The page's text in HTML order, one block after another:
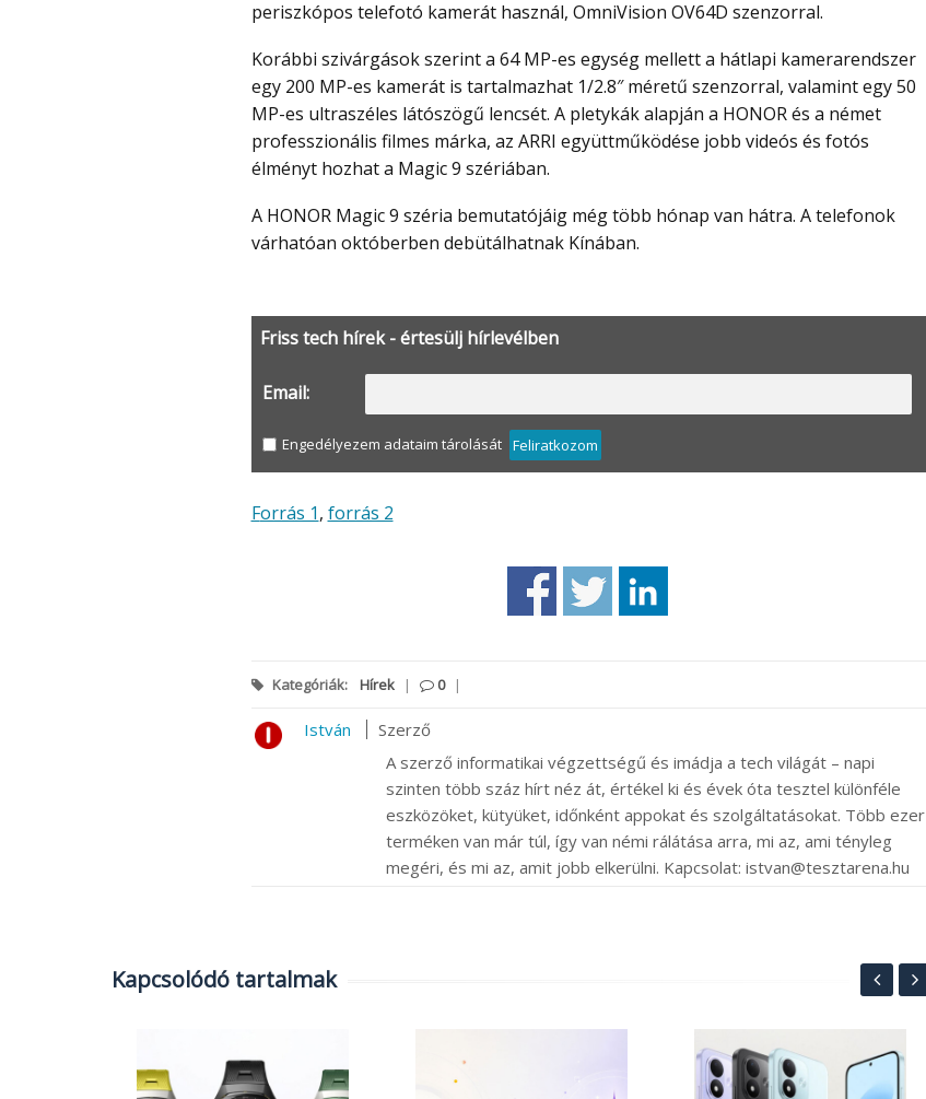
periszkópos telefotó kamerát használ, OmniVision OV64D szenzorral.
Korábbi szivárgások szerint a 64 MP-es egység mellett a hátlapi kamerarendszer
egy 200 MP-es kamerát is tartalmazhat 1/2.8″ méretű szenzorral, valamint egy 50
MP-es ultraszéles látószögű lencsét. A pletykák alapján a HONOR és a német
professzionális filmes márka, az ARRI együttműködése jobb videós és fotós
élményt hozhat a Magic 9 szériában.
A HONOR Magic 9 széria bemutatójáig még több hónap van hátra. A telefonok
várhatóan októberben debütálhatnak Kínában.
Friss tech hírek - értesülj hírlevélben
Email:
Engedélyezem adataim tárolását Feliratkozom
Forrás 1, forrás 2
Kategóriák: Hírek | 0 |
István
Szerző
A szerző informatikai végzettségű és imádja a tech világát – napi
szinten több száz hírt néz át, értékel ki és évek óta tesztel különféle
eszközöket, kütyüket, időnként appokat és szolgáltatásokat. Több ezer
terméken van már túl, így van némi rálátása arra, mi az, ami tényleg
megéri, és mi az, amit jobb elkerülni. Kapcsolat: istvan@tesztarena.hu
Kapcsolódó tartalmak